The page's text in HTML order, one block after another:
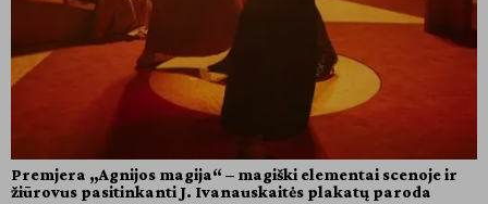
Premjera „Agnijos magija“ – magiški elementai scenoje ir
žiūrovus pasitinkanti J. Ivanauskaitės plakatų paroda